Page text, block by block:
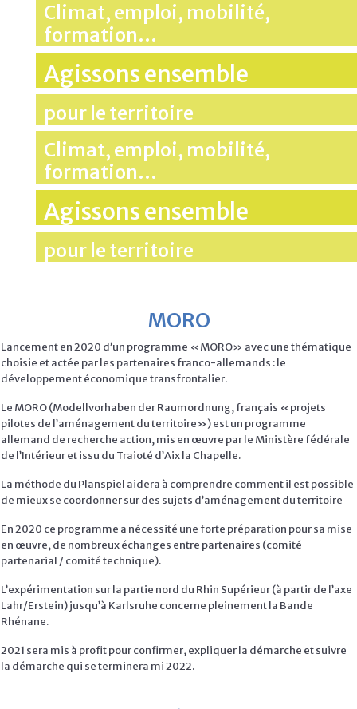
Climat, emploi, mobilité,
formation…
Agissons ensemble
pour le territoire
Climat, emploi, mobilité,
formation…
Agissons ensemble
pour le territoire
MORO
Lancement en 2020 d’un programme «MORO» avec une thématique
choisie et actée par les partenaires franco-allemands : le
développement économique transfrontalier.
Le MORO (Modellvorhaben der Raumordnung, français «projets
pilotes de l’aménagement du territoire») est un programme
allemand de recherche action, mis en œuvre par le Ministère fédérale
de l’Intérieur et issu du Traioté d’Aix la Chapelle.
La méthode du Planspiel aidera à comprendre comment il est possible
de mieux se coordonner sur des sujets d’aménagement du territoire
En 2020 ce programme a nécessité une forte préparation pour sa mise
en œuvre, de nombreux échanges entre partenaires (comité
partenarial / comité technique).
L’expérimentation sur la partie nord du Rhin Supérieur (à partir de l’axe
Lahr/Erstein) jusqu’à Karlsruhe concerne pleinement la Bande
Rhénane.
2021 sera mis à profit pour confirmer, expliquer la démarche et suivre
la démarche qui se terminera mi 2022.